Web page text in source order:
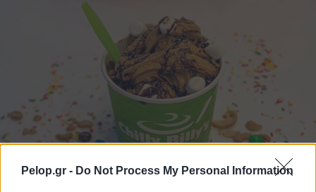
Pelop.gr - Do Not Process My Personal Information